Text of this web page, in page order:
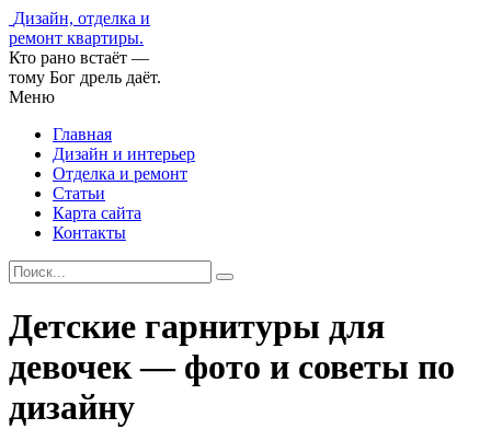
Дизайн, отделка и
ремонт квартиры.
Кто рано встаёт —
тому Бог дрель даёт.
Меню
Главная
Дизайн и интерьер
Отделка и ремонт
Статьи
Карта сайта
Контакты
Детские гарнитуры для
девочек — фото и советы по
дизайну